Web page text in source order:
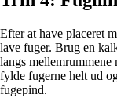
Efter at have placeret
lave fuger. Brug en
langs mellemrummene
fylde fugerne helt ud
fugepind.